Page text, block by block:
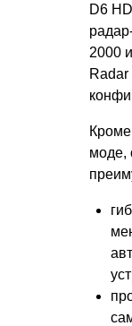
D6
2000
Кроме
моде,